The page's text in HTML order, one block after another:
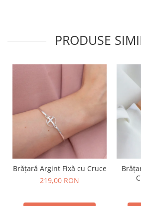
PRODUSE
Brățară Argint Fixă cu Cruce
219,00 RON